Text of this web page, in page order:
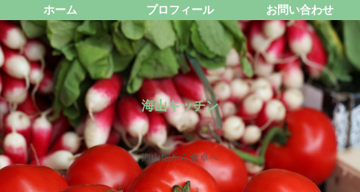
海山キッチン
海山畑から食卓へ
ホーム プロフィール お問い合わせ